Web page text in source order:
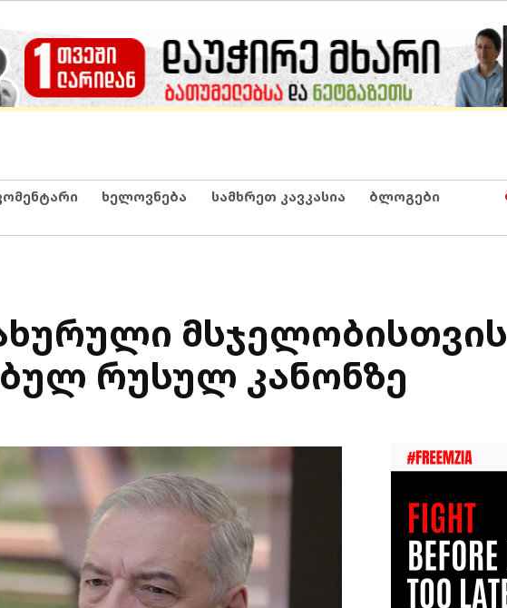
ხელოვნება სამხრეთ კავკასია ბლოგები
მსჯელობისთვის
რუსულ კანონზე